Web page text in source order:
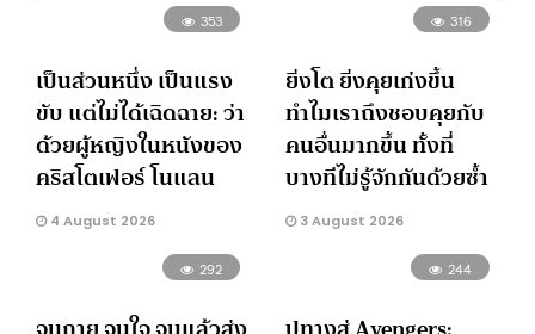
353
เป็นส่วนหนึ่ง เป็นแรง
ขับ แต่ไม่ได้เฉิดฉาย: ว่า
ด้วยผู้หญิงในหนังของ
คริสโตเฟอร์ โนแลน
4 August 2026
316
ยิ่งโต ยิ่งคุยเก่งขึ้น
ทำไมเราถึงชอบคุยกับ
คนอื่นมากขึ้น ทั้งที่
บางทีไม่รู้จักกันด้วยซ้ำ
3 August 2026
292 244